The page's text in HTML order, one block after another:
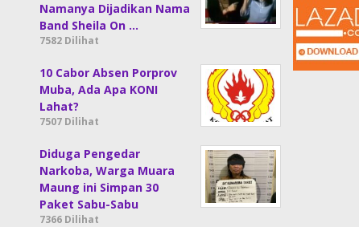
Namanya Dijadikan Nama
Band Sheila On …
7582 Dilihat
10 Cabor Absen Porprov
Muba, Ada Apa KONI
Lahat?
7507 Dilihat
Diduga Pengedar
Narkoba, Warga Muara
Maung ini Simpan 30
Paket Sabu-Sabu
7366 Dilihat